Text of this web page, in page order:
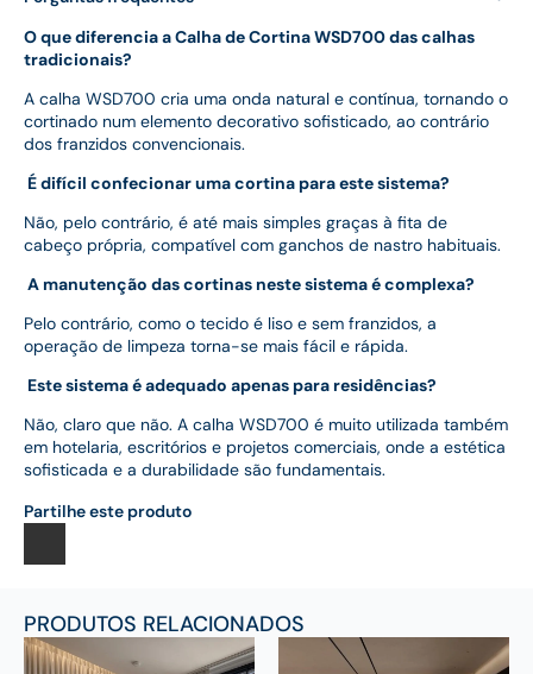
O que diferencia a Calha de Cortina WSD700 das calhas
tradicionais?
A calha WSD700 cria uma onda natural e contínua, tornando o
cortinado num elemento decorativo sofisticado, ao contrário
dos franzidos convencionais.
É difícil confecionar uma cortina para este sistema?
Não, pelo contrário, é até mais simples graças à fita de
cabeço própria, compatível com ganchos de nastro habituais.
A manutenção das cortinas neste sistema é complexa?
Pelo contrário, como o tecido é liso e sem franzidos, a
operação de limpeza torna-se mais fácil e rápida.
Este sistema é adequado apenas para residências?
Não, claro que não. A calha WSD700 é muito utilizada também
em hotelaria, escritórios e projetos comerciais, onde a estética
sofisticada e a durabilidade são fundamentais.
Partilhe este produto
PRODUTOS RELACIONADOS